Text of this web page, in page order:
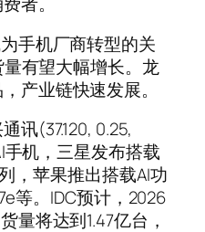
手机厂商转型的关
有望大幅增长。龙
产业链快速发展。
(37.120, 0.25,
机，三星发布搭载
，苹果推出搭载AI功
等。IDC预计，2026
量将达到1.47亿台，